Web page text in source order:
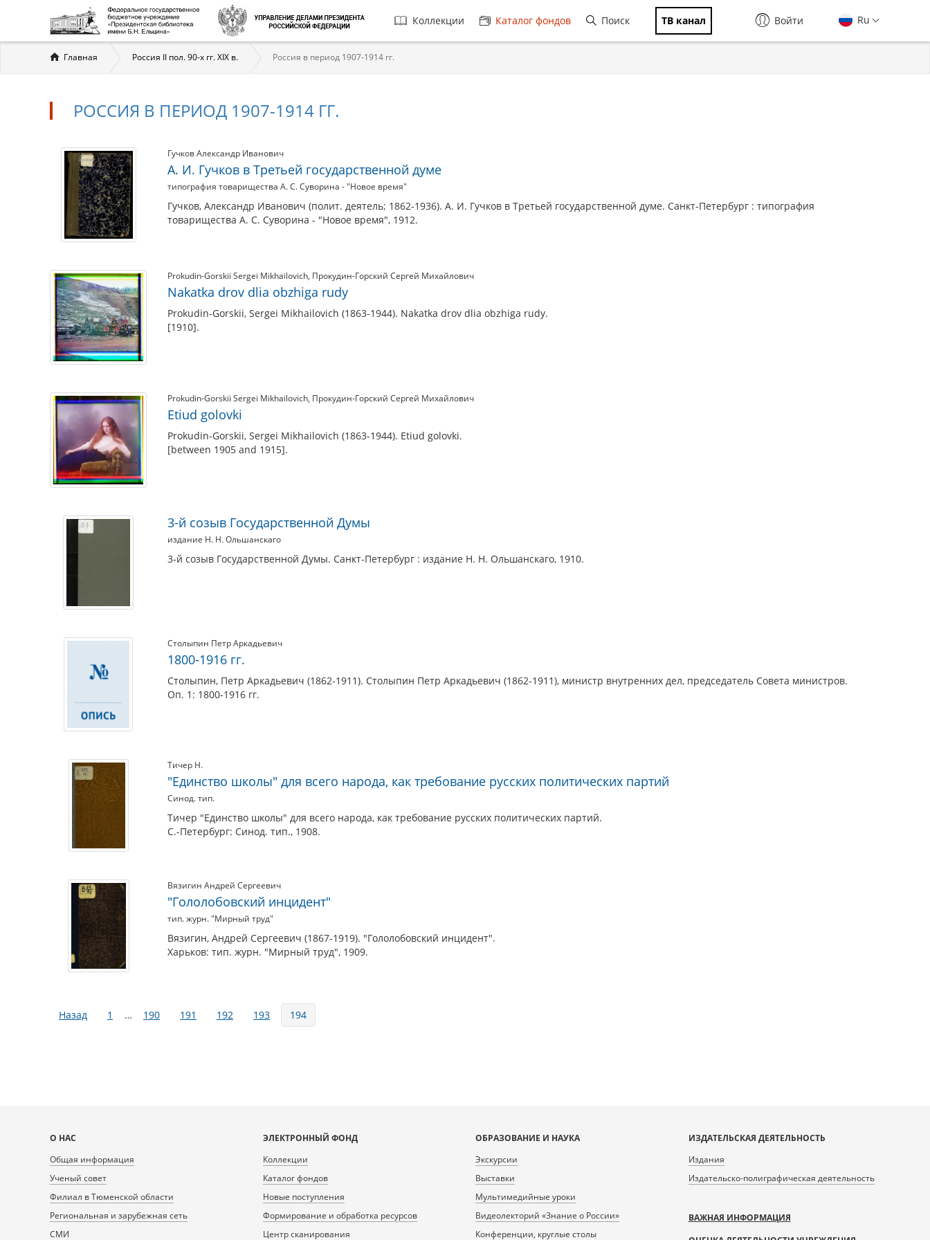
Главная
навигация
Коллекции Каталог фондов Поиск ТВ канал Ru
Войти
Вы
здесь
Главная Россия II пол. 90-х гг. XIX в. Россия в период 1907-1914 гг.
РОССИЯ В ПЕРИОД 1907-1914 ГГ.
Россия
период
1907-
1914
гг.
Материалы
теме
Гучков Александр Иванович
А. И. Гучков в Третьей государственной думе
типография товарищества А. С. Суворина - "Новое время"
Гучков, Александр Иванович (полит. деятель; 1862-1936). А. И. Гучков в Третьей государственной думе. Санкт-Петербург : типография
товарищества А. С. Суворина - "Новое время", 1912.
Prokudin-Gorskii Sergei Mikhailovich Прокудин-Горский Сергей Михайлович
Nakatka drov dlia obzhiga rudy
Prokudin-Gorskii, Sergei Mikhailovich (1863-1944). Nakatka drov dlia obzhiga rudy.
[1910].
Prokudin-Gorskii Sergei Mikhailovich Прокудин-Горский Сергей Михайлович
Etiud golovki
Prokudin-Gorskii, Sergei Mikhailovich (1863-1944). Etiud golovki.
[between 1905 and 1915].
3-й созыв Государственной Думы
издание Н. Н. Ольшанскаго
3-й созыв Государственной Думы. Санкт-Петербург : издание Н. Н. Ольшанскаго, 1910.
Столыпин Петр Аркадьевич
1800-1916 гг.
Столыпин, Петр Аркадьевич (1862-1911). Столыпин Петр Аркадьевич (1862-1911), министр внутренних дел, председатель Совета министров.
Оп. 1: 1800-1916 гг.
Тичер Н.
"Единство школы" для всего народа, как требование русских политических партий
Синод. тип.
Тичер "Единство школы" для всего народа, как требование русских политических партий.
С.-Петербург: Синод. тип., 1908.
Вязигин Андрей Сергеевич
"Гололобовский инцидент"
тип. журн. "Мирный труд"
Вязигин, Андрей Сергеевич (1867-1919). "Гололобовский инцидент".
Харьков: тип. журн. "Мирный труд", 1909.
Страницы
Назад 1 … 190 191 192 193 194
Карта
сайта
О НАС
Общая информация
Ученый совет
Филиал в Тюменской области
Региональная и зарубежная сеть
СМИ
ЭЛЕКТРОННЫЙ ФОНД
Коллекции
Каталог фондов
Новые поступления
Формирование и обработка ресурсов
Центр сканирования
ОБРАЗОВАНИЕ И НАУКА
Экскурсии
Выставки
Мультимедийные уроки
Видеолекторий «Знание о России»
Конференции, круглые столы
ИЗДАТЕЛЬСКАЯ ДЕЯТЕЛЬНОСТЬ
Издания
Издательско-полиграфическая деятельность
ВАЖНАЯ ИНФОРМАЦИЯ